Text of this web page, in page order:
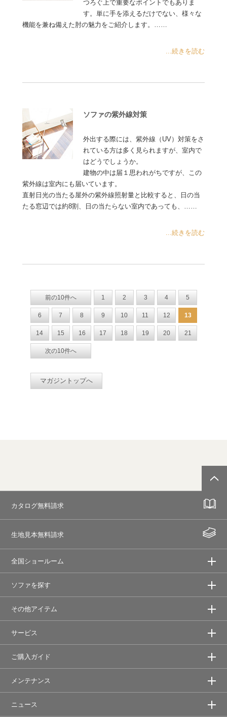
つろぐ上で重要なポイントでもありま
す。単に手を添えるだけでない、様々な
機能を兼ね備えた肘の魅力をご紹介します。……
...続きを読む
ソファの紫外線対策
外出する際には、紫外線（UV）対策をさ
れている方は多く見られますが、室内で
はどうでしょうか。
建物の中は届１思われがちですが、この
紫外線は室内にも届いています。
直射日光の当たる屋外の紫外線照射量と比較すると、日の当
たる窓辺では約8割、日の当たらない室内であっても、……
...続きを読む
前の10件へ 1 2 3 4 5
6 7 8 9 10 11 12 13
14 15 16 17 18 19 20 21
次の10件へ
マガジントップへ
カタログ無料請求
生地見本無料請求
全国ショールーム
ソファを探す
その他アイテム
サービス
ご購入ガイド
メンテナンス
ニュース